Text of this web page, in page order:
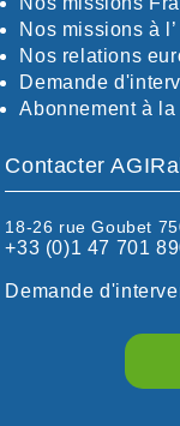
DORDOGNE
DRÖME /
ESSONNE
EURE-ET-LOIR
EURE/SEINE-
GARD
HAUTE-
HAUTES-
HÉRAULT
ISÈRE
LOIRE / OCÉAN
Nos missions à
Nos relations
Demande
Abonnement à
Contacter
18-26 rue Goubet
+33 (0)1 47 701
Demande